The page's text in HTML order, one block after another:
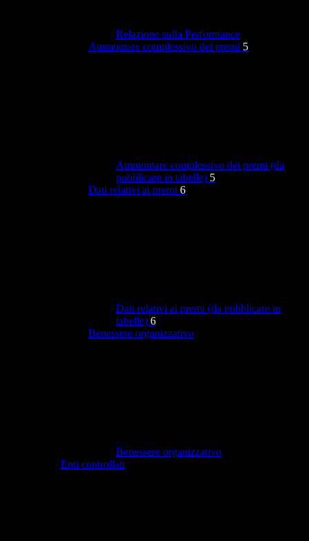
Relazione sulla Performance
Ammontare complessivo dei premi 5
Ammontare complessivo dei premi (da
pubblicare in tabelle) 5
Dati relativi ai premi 6
Dati relativi ai premi (da pubblicare in
tabelle) 6
Benessere organizzativo
Benessere organizzativo
Enti controllati